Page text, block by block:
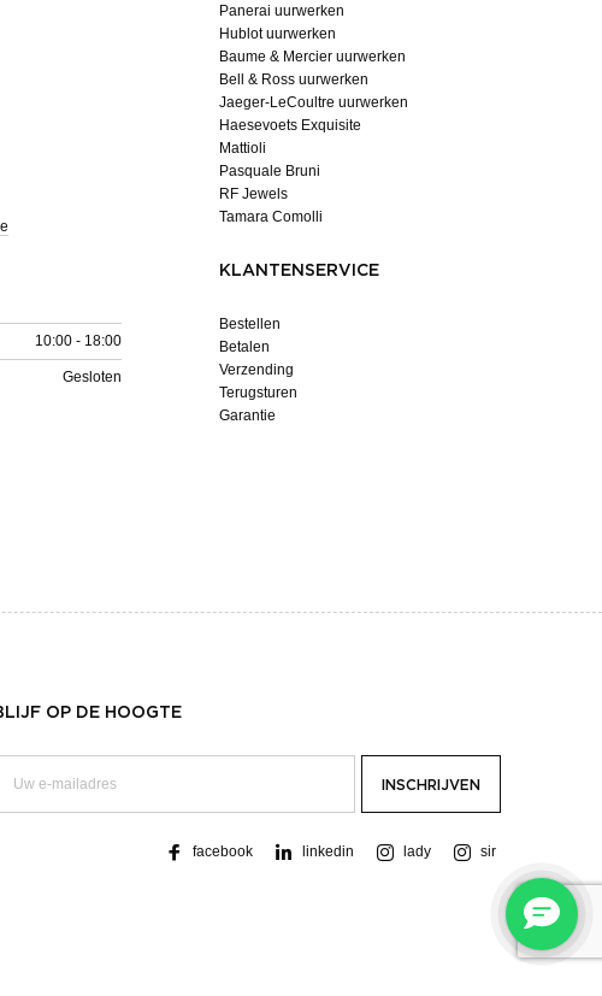
10:00 - 18:00
Gesloten
Panerai uurwerken
Hublot uurwerken
Baume & Mercier uurwerken
Bell & Ross uurwerken
Jaeger-LeCoultre uurwerken
Haesevoets Exquisite
Mattioli
Pasquale Bruni
RF Jewels
Tamara Comolli
KLANTENSERVICE
Bestellen
Betalen
Verzending
Terugsturen
Garantie
OP DE HOOGTE
facebook linkedin lady sir